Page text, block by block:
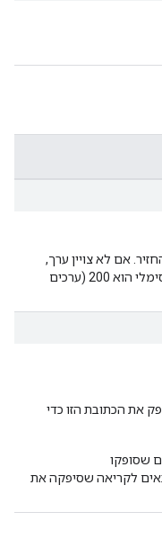
אם לא צויין ערך,
יוחזרו 50 משאבים לכל היותר. הערך המקסימלי הוא 200 (ערכים
את הכתובת הזו כדי
שסופקו
לקריאה שסיפקה את